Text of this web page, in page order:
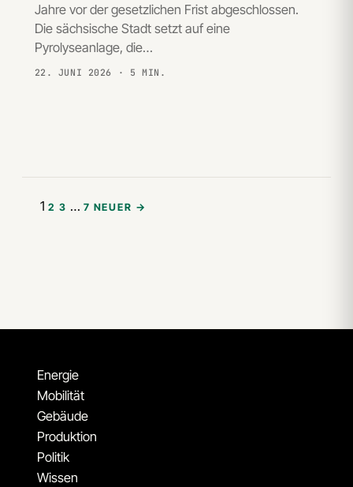
Jahre vor der gesetzlichen Frist abgeschlossen.
Die sächsische Stadt setzt auf eine
Pyrolyseanlage, die…
22. JUNI 2026 · 5 MIN.
1 2 3 … 7 NEUER →
Energie
Mobilität
Gebäude
Produktion
Politik
Wissen